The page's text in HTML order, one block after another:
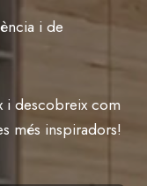
i de
i descobreix com
més inspiradors!